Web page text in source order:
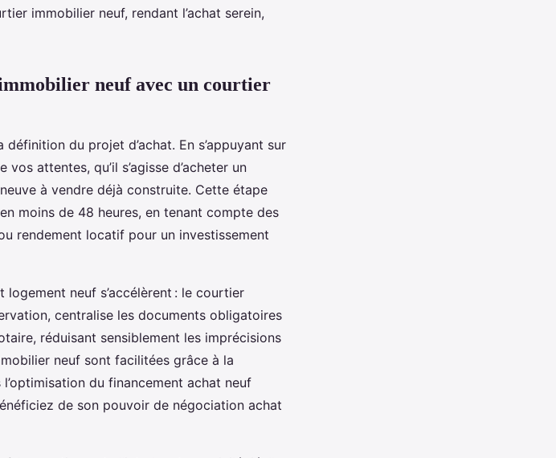
immobilier neuf, rendant l’achat serein,
neuf avec un courtier
du projet d’achat. En s’appuyant sur
attentes, qu’il s’agisse d’acheter un
à vendre déjà construite. Cette étape
moins de 48 heures, en tenant compte des
rendement locatif pour un investissement
neuf s’accélèrent : le courtier
centralise les documents obligatoires
réduisant sensiblement les imprécisions
neuf sont facilitées grâce à la
du financement achat neuf
de son pouvoir de négociation achat